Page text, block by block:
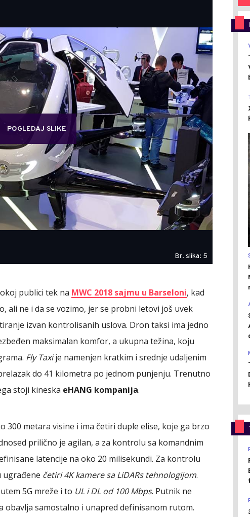
POGLEDAJ SLIKE
Br. slika: 5
publici tek na MWC 2018 sajmu u Barseloni, kad
ali ne i da se vozimo, jer se probni letovi još uvek
izvan kontrolisanih uslova. Dron taksi ima jedno
maksimalan komfor, a ukupna težina, koju
Fly Taxije namenjen kratkim i srednje udaljenim
do 41 kilometra po jednom punjenju. Trenutno
stoji kineska eHANG kompanija.
300 metara visine i ima četiri duple elise, koje ga brzo
prilično je agilan, a za kontrolu sa komandnim
latencije na oko 20 milisekundi. Za kontrolu
ugrađene četiri 4K kamere sa LiDARs tehnologijom.
5G mreže i to UL i DL od 100 Mbps. Putnik ne
obavlja samostalno i unapred definisanom rutom.